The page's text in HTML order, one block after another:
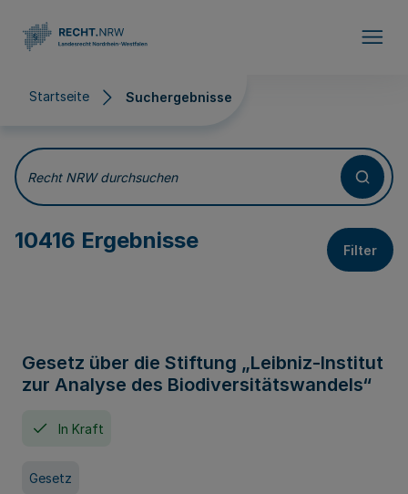
Startseite Suchergebnisse
Suchergebnisse
Recht NRW durchsuchen
10416 Ergebnisse Filter
Gesetz über die Stiftung „Leibniz-Institut
zur Analyse des Biodiversitätswandels“
In Kraft
Gesetz